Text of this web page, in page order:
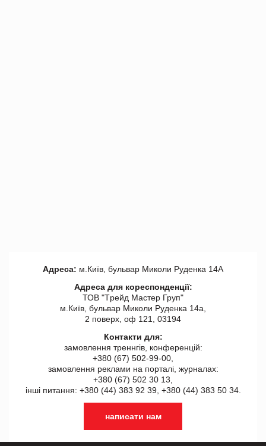
Адреса: м.Київ, бульвар Миколи Руденка 14А
Адреса для кореспонденції:
ТОВ "Tрейд Мастер Груп"
м.Київ, бульвар Миколи Руденка 14а,
2 поверх, оф 121, 03194
Контакти для:
замовлення треннгів, конференцій:
+380 (67) 502-99-00,
замовлення реклами на порталі, журналах:
+380 (67) 502 30 13,
інші питання: +380 (44) 383 92 39, +380 (44) 383 50 34.
написати нам